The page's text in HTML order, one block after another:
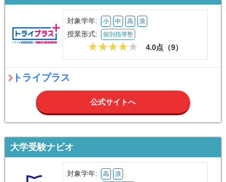
対象学年: 小 中 高 浪
授業形式: 個別指導塾
4.0点（9）
トライプラス
公式サイトへ
大学受験ナビオ
対象学年: 高 浪